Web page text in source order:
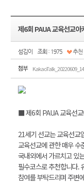
제6회 PAUA 교육선교아
섬김이 조회 : 1975 추천
첨부
■ 제6회 PAUA 교육선
21세기 선교는 교육선교
교육선교에 관한 매우 수
국내외에서 가르치고 있
필수코스로 추천합니다.
참여를 부탁드리며 주변